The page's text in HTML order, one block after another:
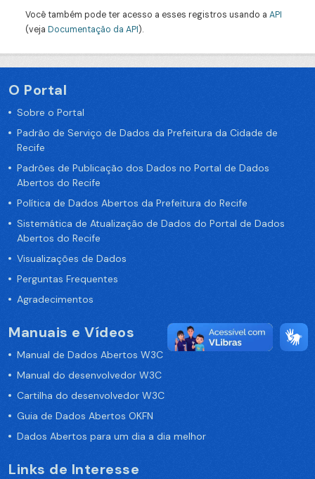
Você também pode ter acesso a esses registros usando a API
(veja Documentação da API).
O Portal
Sobre o Portal
Padrão de Serviço de Dados da Prefeitura da Cidade de
Recife
Padrões de Publicação dos Dados no Portal de Dados
Abertos do Recife
Política de Dados Abertos da Prefeitura do Recife
Sistemática de Atualização de Dados do Portal de Dados
Abertos do Recife
Visualizações de Dados
Perguntas Frequentes
Agradecimentos
Manuais e Vídeos
Manual de Dados Abertos W3C
Manual do desenvolvedor W3C
Cartilha do desenvolvedor W3C
Guia de Dados Abertos OKFN
Dados Abertos para um dia a dia melhor
Links de Interesse